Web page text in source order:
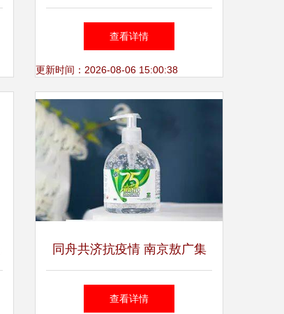
与蓝月亮洗手液比较 功能、
定位与选购建议
查看详情
更新时间：2026-08-06 15:00:38
同舟共济抗疫情 南京敖广集
团向洛县警局捐赠洗手液
查看详情